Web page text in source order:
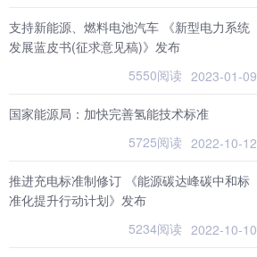
支持新能源、燃料电池汽车 《新型电力系统
发展蓝皮书(征求意见稿)》发布
5550阅读 2023-01-09
国家能源局：加快完善氢能技术标准
5725阅读 2022-10-12
推进充电标准制修订 《能源碳达峰碳中和标
准化提升行动计划》发布
5234阅读 2022-10-10